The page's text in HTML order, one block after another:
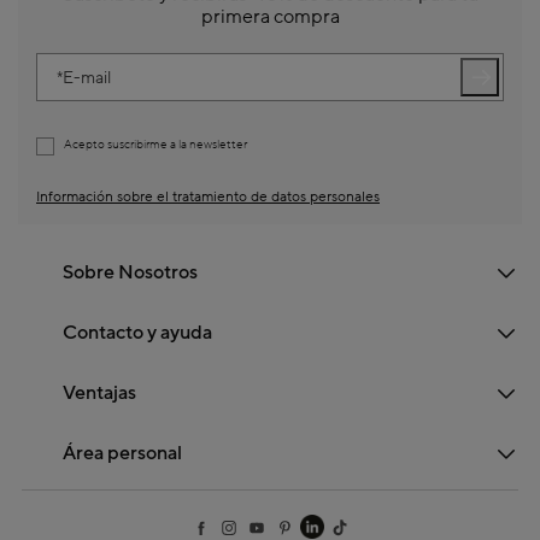
primera compra
E-mail
Acepto suscribirme a la newsletter
Información sobre el tratamiento de datos personales
Sobre Nosotros
Contacto y ayuda
Ventajas
Área personal